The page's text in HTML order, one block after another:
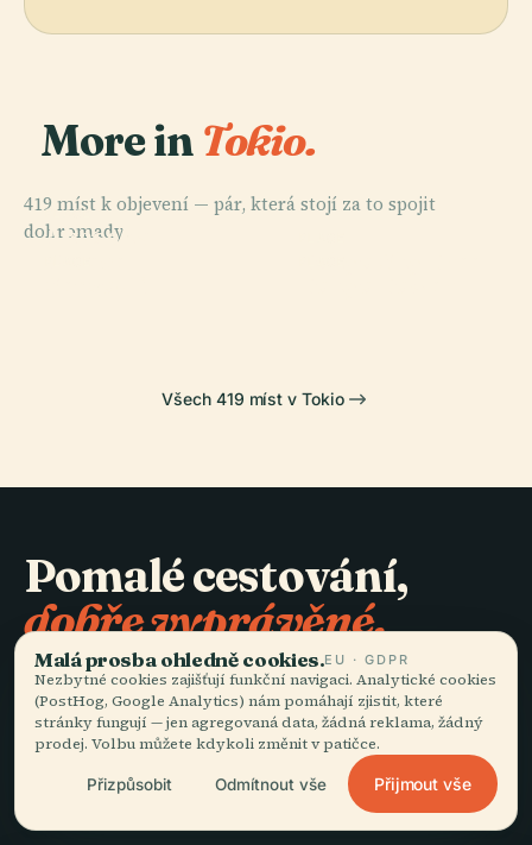
More in Tokio.
419 míst k objevení — pár, která stojí za to spojit
dohromady.
PLACE
Akasaka
Všech 419 míst v Tokio
Pomalé cestování,
dobře vyprávěné.
ZŮSTAŇTE VE SMYČCE
Malá prosba ohledně cookies.EU · GDPR
Nezbytné cookies zajišťují funkční navigaci. Analytické cookies
(PostHog, Google Analytics) nám pomáhají zjistit, které
stránky fungují — jen agregovaná data, žádná reklama, žádný
prodej. Volbu můžete kdykoli změnit v patičce.
Přizpůsobit Odmítnout vše Přijmout vše